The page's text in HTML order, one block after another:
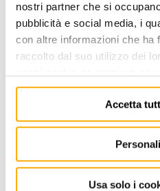
nostri partner che si
pubblicità e social media, i
con altre informazioni che ha
raccolto dal suo utilizzo dei
Accetta
Usa solo i
PREZZO STANDARD
24,63 + iva